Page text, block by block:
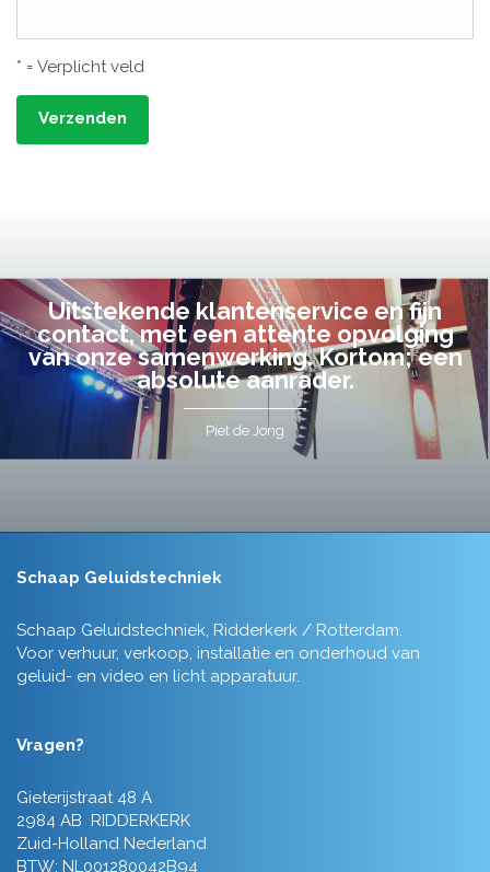
* = Verplicht veld
Verzenden
Uitstekende klantenservice en fijn
contact, met een attente opvolging
van onze samenwerking. Kortom; een
absolute aanrader.
Piet de Jong
Schaap Geluidstechniek
Schaap Geluidstechniek, Ridderkerk / Rotterdam.
Voor verhuur, verkoop, installatie en onderhoud van
geluid- en video en licht apparatuur.
Vragen?
Gieterijstraat 48 A
2984 AB RIDDERKERK
Zuid-Holland Nederland
BTW: NL001280042B94